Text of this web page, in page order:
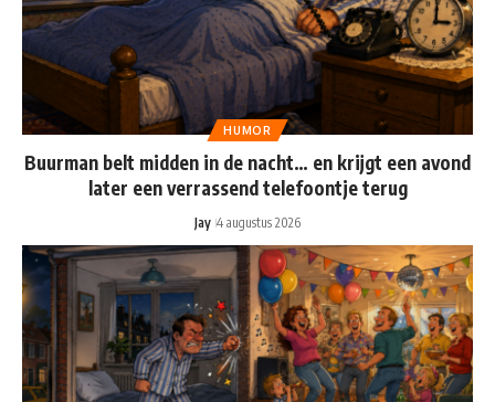
HUMOR
Buurman belt midden in de nacht… en krijgt een avond
later een verrassend telefoontje terug
Jay 4 augustus 2026